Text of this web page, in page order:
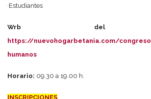
·Estudiantes
Wrb del
https://nuevohogarbetania.com/
humanos
Horario: 09.30 a 19.00 h.
INSCRIPCIONES